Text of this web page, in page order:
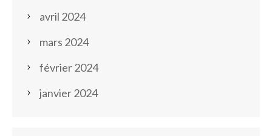
avril 2024
mars 2024
février 2024
janvier 2024